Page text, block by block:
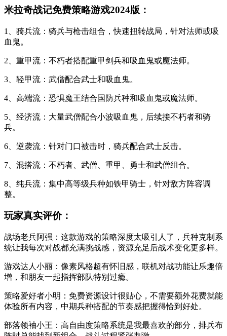
米拉奇战记免费策略游戏2024版：
1、骑兵流：骑兵与枪击组合，快速扭转战局，针对法师或吸
血鬼。
2、重甲流：不朽者搭配重甲剑兵和吸血鬼或魔法师。
3、轻甲流：武僧配合武士和吸血鬼。
4、高端流：恐惧魔王结合国防兵种和吸血鬼或魔法师。
5、经济流：大量武僧配合小波吸血鬼，后续接不朽者和骑
兵。
6、逆袭流：针对门口被击时，骑兵配合武士反击。
7、混搭流：不朽者、武僧、重甲、勇士和武僧组合。
8、纯兵流：集中高等级兵种如铁甲骑士，针对敌方阵容调
整。
玩家真实评价：
战场老兵阿强：这款游戏的策略深度太吸引人了，兵种克制系
统让我每次对战都充满挑战感，资源充足后战术变化更多样。
游戏达人小丽：像素风格超有怀旧感，联机对战功能让乐趣倍
增，和朋友一起指挥部队特别过瘾。
策略爱好者小明：免费资源设计很贴心，不需要额外花费就能
体验所有内容，中期兵种搭配的节奏感把握得恰到好处。
部落领袖小王：高自由度策略系统是我最喜欢的部分，排兵布